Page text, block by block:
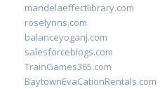
mandelaeffectlibrary.com
roselynns.com
balanceyoganj.com
salesforceblogs.com
TrainGames365.com
BaytownEvaCationRentals.com